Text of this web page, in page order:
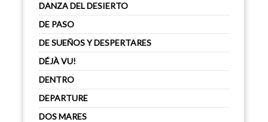
DANZA DEL DESIERTO
DE PASO
DE SUEÑOS Y DESPERTARES
DÉJÀ VU!
DENTRO
DEPARTURE
DOS MARES